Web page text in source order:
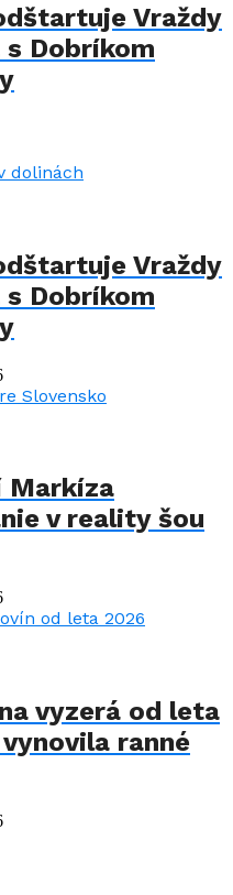
Vraždy
Dobríkom
Vraždy
Dobríkom
Markíza
v reality šou
vyzerá od leta
ranné